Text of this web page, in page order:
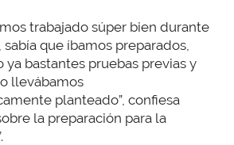
trabajado súper bien durante
que íbamos preparados,
ya bastantes pruebas previas y
llevábamos
planteado”, confiesa
la preparación para la